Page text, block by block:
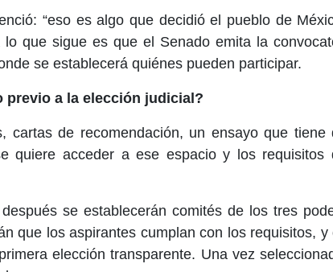
“eso es algo que decidió el pueblo de
lo que sigue es que el Senado emita la
se establecerá quiénes pueden participar.
previo a la elección judicial?
cartas de recomendación, un ensayo que tiene
quiere acceder a ese espacio y los requisitos
se establecerán comités de los tres
que los aspirantes cumplan con los requisitos, y
elección transparente. Una vez